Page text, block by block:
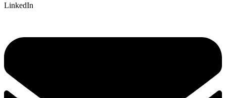
LinkedIn